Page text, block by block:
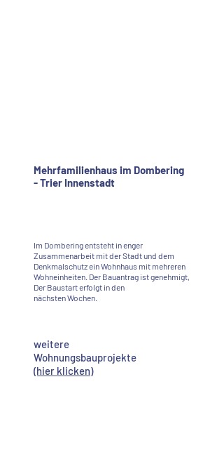
Mehrfamilienhaus im Dombering
- Trier Innenstadt
Im Dombering entsteht in enger
Zusammenarbeit mit der Stadt und dem
Denkmalschutz ein Wohnhaus mit mehreren
Wohneinheiten. Der Bauantrag ist genehmigt,
Der Baustart erfolgt in den
nächsten Wochen.
weitere
Wohnungsbauprojekte
(hier klicken)